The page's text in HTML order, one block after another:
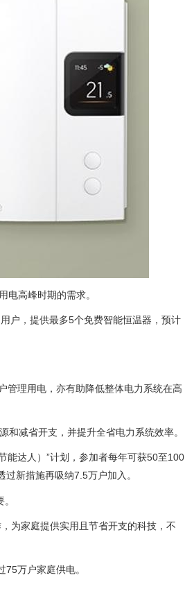
高峰时期的需求。
户，提供最多5个免费智能恒温器，预计
管理用电，亦有助降低整体电力系统在高
和减省开支，并提升全省电力系统效率。
能达人）”计划，参加者每年可获50至100
过新措施再吸纳7.5万户加入。
为家庭提供实用且节省开支的科技，不
万户家庭供电。